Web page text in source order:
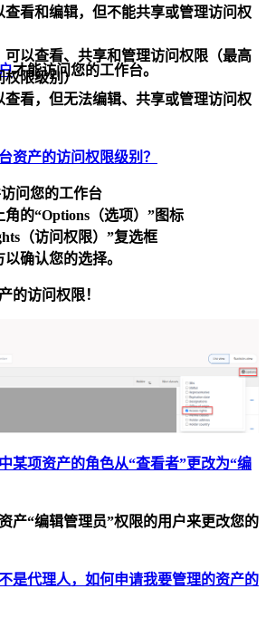
才能访问您的工作台。
查看和编辑，但不能共享或管理访问权
可以查看、共享和管理访问权限（最高
权限级别）
查看，但无法编辑、共享或管理访问权
资产的访问权限级别？
问您的工作台
角的“Options（选项）”图标
（访问权限）”复选框
以确认您的选择。
的访问权限！
某项资产的角色从“查看者”更改为“编
产“编辑管理员”权限的用户来更改您的
是代理人，如何申请我要管理的资产的